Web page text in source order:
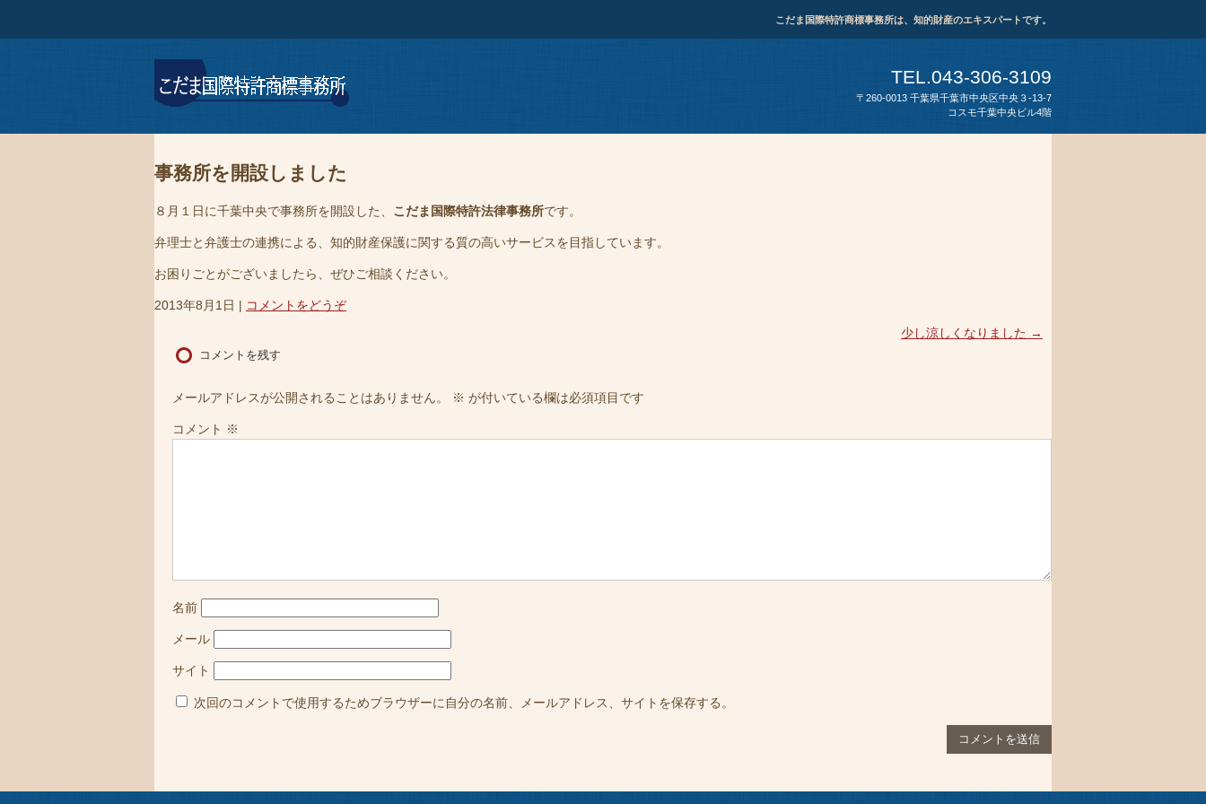
こだま国際特許商標事務所は、知的財産のエキスパートです。
TEL.043-306-3109
〒260-0013 千葉県千葉市中央区中央３-13-7
コスモ千葉中央ビル4階
事務所を開設しました
８月１日に千葉中央で事務所を開設した、 こだま国際特許法律事務所です。
弁理士と弁護士の連携による、知的財産保護に関する質の高いサービスを目指しています。
お困りごとがございましたら、ぜひご相談ください。
2013年8月1日 | コメントをどうぞ
少し涼しくなりました →
コメントを残す
メールアドレスが公開されることはありません。 ※ が付いている欄は必須項目です
コメント ※
名前
メール
サイト
次回のコメントで使用するためブラウザーに自分の名前、メールアドレス、サイトを保存する。